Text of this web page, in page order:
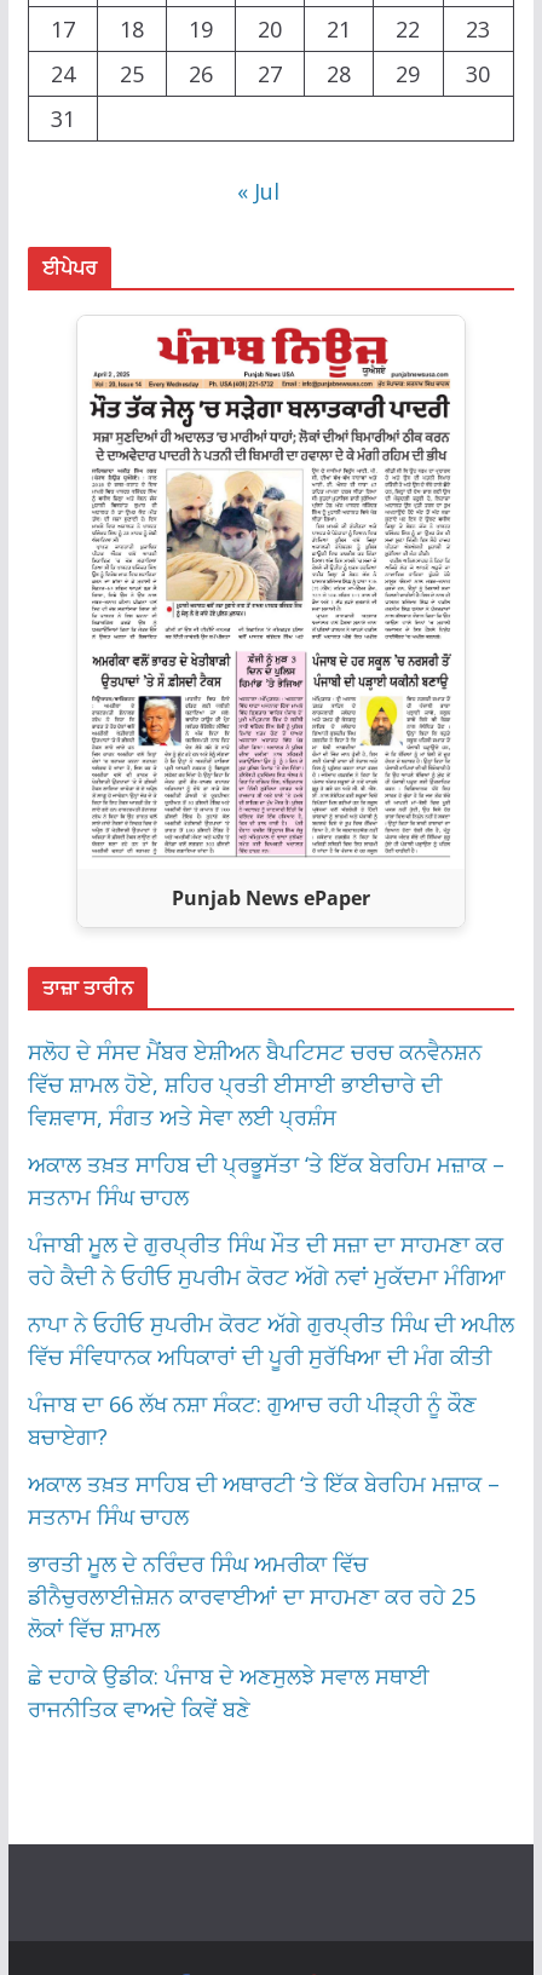
17
18 19 20 21 22
23
24
25 26 27 28 29
30
31
« Jul
ਈਪੇਪਰ
Punjab News ePaper
ਤਾਜ਼ਾ ਤਾਰੀਨ
ਸਲੋਹ ਦੇ ਸੰਸਦ ਮੈਂਬਰ ਏਸ਼ੀਅਨ ਬੈਪਟਿਸਟ ਚਰਚ ਕਨਵੈਨਸ਼ਨ
ਵਿੱਚ ਸ਼ਾਮਲ ਹੋਏ, ਸ਼ਹਿਰ ਪ੍ਰਤੀ ਈਸਾਈ ਭਾਈਚਾਰੇ ਦੀ
ਵਿਸ਼ਵਾਸ, ਸੰਗਤ ਅਤੇ ਸੇਵਾ ਲਈ ਪ੍ਰਸ਼ੰਸ
ਅਕਾਲ ਤਖ਼ਤ ਸਾਹਿਬ ਦੀ ਪ੍ਰਭੂਸੱਤਾ ‘ਤੇ ਇੱਕ ਬੇਰਹਿਮ ਮਜ਼ਾਕ –
ਸਤਨਾਮ ਸਿੰਘ ਚਾਹਲ
ਪੰਜਾਬੀ ਮੂਲ ਦੇ ਗੁਰਪ੍ਰੀਤ ਸਿੰਘ ਮੌਤ ਦੀ ਸਜ਼ਾ ਦਾ ਸਾਹਮਣਾ ਕਰ
ਰਹੇ ਕੈਦੀ ਨੇ ਓਹੀਓ ਸੁਪਰੀਮ ਕੋਰਟ ਅੱਗੇ ਨਵਾਂ ਮੁਕੱਦਮਾ ਮੰਗਿਆ
ਨਾਪਾ ਨੇ ਓਹੀਓ ਸੁਪਰੀਮ ਕੋਰਟ ਅੱਗੇ ਗੁਰਪ੍ਰੀਤ ਸਿੰਘ ਦੀ ਅਪੀਲ
ਵਿੱਚ ਸੰਵਿਧਾਨਕ ਅਧਿਕਾਰਾਂ ਦੀ ਪੂਰੀ ਸੁਰੱਖਿਆ ਦੀ ਮੰਗ ਕੀਤੀ
ਪੰਜਾਬ ਦਾ 66 ਲੱਖ ਨਸ਼ਾ ਸੰਕਟ: ਗੁਆਚ ਰਹੀ ਪੀੜ੍ਹੀ ਨੂੰ ਕੌਣ
ਬਚਾਏਗਾ?
ਅਕਾਲ ਤਖ਼ਤ ਸਾਹਿਬ ਦੀ ਅਥਾਰਟੀ ‘ਤੇ ਇੱਕ ਬੇਰਹਿਮ ਮਜ਼ਾਕ –
ਸਤਨਾਮ ਸਿੰਘ ਚਾਹਲ
ਭਾਰਤੀ ਮੂਲ ਦੇ ਨਰਿੰਦਰ ਸਿੰਘ ਅਮਰੀਕਾ ਵਿੱਚ
ਡੀਨੈਚੁਰਲਾਈਜ਼ੇਸ਼ਨ ਕਾਰਵਾਈਆਂ ਦਾ ਸਾਹਮਣਾ ਕਰ ਰਹੇ 25
ਲੋਕਾਂ ਵਿੱਚ ਸ਼ਾਮਲ
ਛੇ ਦਹਾਕੇ ਉਡੀਕ: ਪੰਜਾਬ ਦੇ ਅਣਸੁਲਝੇ ਸਵਾਲ ਸਥਾਈ
ਰਾਜਨੀਤਿਕ ਵਾਅਦੇ ਕਿਵੇਂ ਬਣੇ